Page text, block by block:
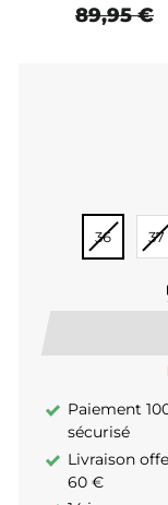
Prix
89,95 €
POINTURE
36 37
Paiement
sécurisé
Livraison
60 €